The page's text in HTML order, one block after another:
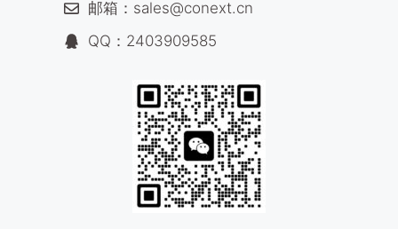
邮箱：sales@conext.cn
QQ：2403909585